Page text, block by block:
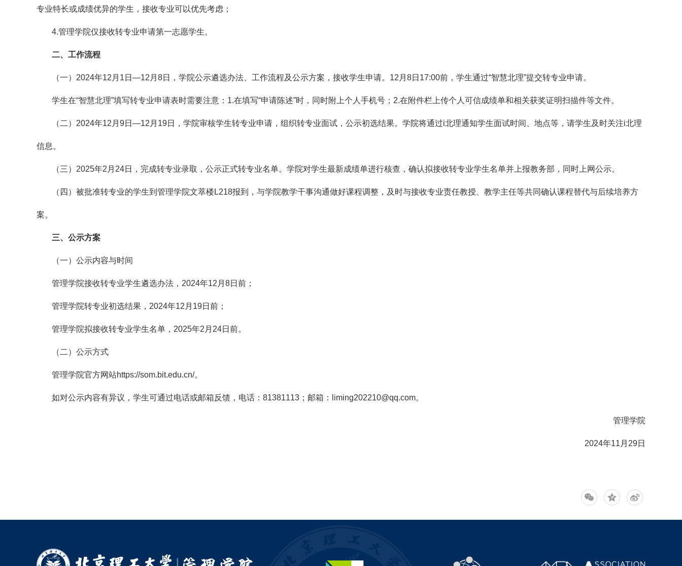
专业特长或成绩优异的学生，接收专业可以优先考虑；
4.管理学院仅接收转专业申请第一志愿学生。
二、 工作流程
（一）2024年12月1日—12月8日，学院公示遴选办法、工作流程及公示方案，接收学生申请。12月8日17:00前，学生通过“智慧北理”提交转专业申请。
学生在“智慧北理”填写转专业申请表时需要注意：1.在填写“申请陈述”时，同时附上个人手机号；2.在附件栏上传个人可信成绩单和相关获奖证明扫描件等文件。
（二）2024年12月9日—12月19日，学院审核学生转专业申请，组织转专业面试，公示初选结果。学院将通过i北理通知学生面试时间、地点等，请学生及时关注i北理
信息。
（三）2025年2月24日，完成转专业录取，公示正式转专业名单。学院对学生最新成绩单进行核查，确认拟接收转专业学生名单并上报教务部，同时上网公示。
（四）被批准转专业的学生到管理学院文萃楼L218报到，与学院教学干事沟通做好课程调整，及时与接收专业责任教授、教学主任等共同确认课程替代与后续培养方
案。
三、公示方案
（一）公示内容与时间
管理学院接收转专业学生遴选办法，2024年12月8日前；
管理学院转专业初选结果，2024年12月19日前；
管理学院拟接收转专业学生名单，2025年2月24日前。
（二）公示方式
管理学院官方网站https://som.bit.edu.cn/。
如对公示内容有异议，学生可通过电话或邮箱反馈，电话：81381113；邮箱：liming202210@qq.com。
管理学院
2024年11月29日